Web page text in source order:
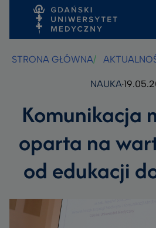
Przejdź
do
treści
Przejdź
do
wyszukiwarki
Przejdź
do
stopki
STRONA GŁÓWNA
NAUKA
Komunikacja
oparta na
od edukacji